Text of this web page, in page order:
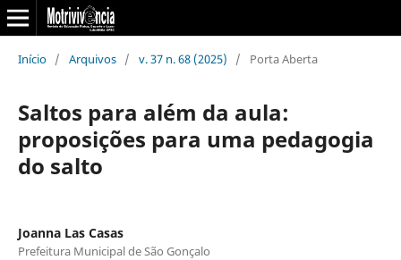
Início / Arquivos / v. 37 n. 68 (2025) / Porta Aberta
Saltos para além da aula:
proposições para uma pedagogia
do salto
Joanna Las Casas
Prefeitura Municipal de São Gonçalo